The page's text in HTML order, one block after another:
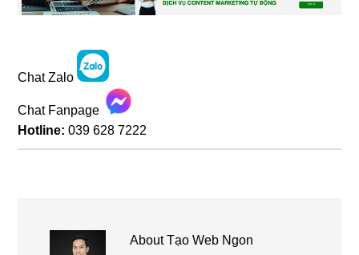
Chat Zalo
Chat Fanpage
Hotline: 039 628 7222
AboutTạo Web Ngon